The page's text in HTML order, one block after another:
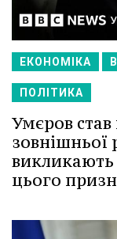
ЕКОНОМІКА
ПОЛІТИКА
Умєров
зовнішньої
викликають
цього